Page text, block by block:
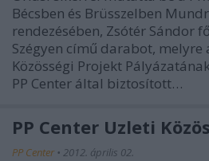
Bécsben és Brüsszelben
rendezésében, Zsótér Sándor
Szégyen című darabot, melyre
Közösségi Projekt
PP Center által biztosított…
PP Center Üzleti
PP Center • 2012. április 02.